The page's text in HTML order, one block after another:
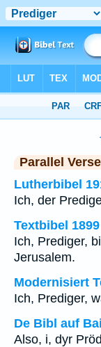
Parallel Verse
Lutherbibel
Ich, der
Textbibel 1899
Ich, Prediger,
Jerusalem.
Modernisiert
Ich, Prediger,
De Bibl auf
Also, i, dyr